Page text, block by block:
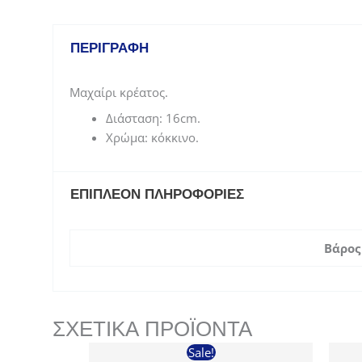
ΠΕΡΙΓΡΑΦΉ
Μαχαίρι κρέατος.
Διάσταση: 16cm.
Χρώμα: κόκκινο.
ΕΠΙΠΛΈΟΝ ΠΛΗΡΟΦΟΡΊΕΣ
Βάρος
ΣΧΕΤΙΚΆ ΠΡΟΪΌΝΤΑ
Sale!